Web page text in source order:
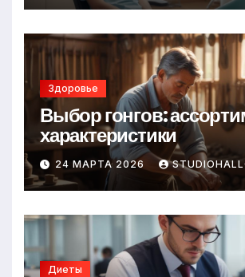
Здоровье
Выбор гонгов:
характеристики
24 МАРТА 2026
Диеты